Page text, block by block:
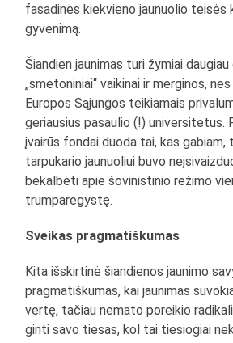
fasadinės kiekvieno jaunuolio teisės
gyvenimą.
Šiandien jaunimas turi žymiai
„smetoniniai“ vaikinai ir merginos,
Europos Sąjungos teikiamais
geriausius pasaulio (!) universitetus.
įvairūs fondai duoda tai, kas
tarpukario jaunuoliui buvo
bekalbėti apie šovinistinio režimo
trumparegystę.
Sveikas pragmatiškumas
Kita išskirtinė šiandienos jaunimo
pragmatiškumas, kai jaunimas
vertę, tačiau nemato poreikio
ginti savo tiesas, kol tai tiesiogiai